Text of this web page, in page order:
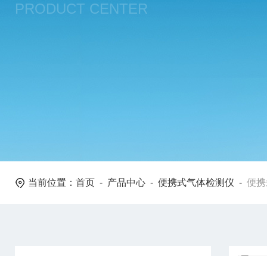
PRODUCT CENTER
当前位置： 首页 - 产品中心 - 便携式气体检测仪 - 便